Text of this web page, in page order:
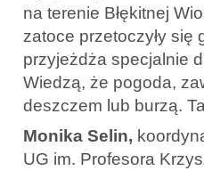
na terenie Błękitnej
zatoce przetoczyły się
przyjeżdża specjalnie
Wiedzą, że pogoda,
deszczem lub burzą.
Monika Selin,
UG im. Profesora